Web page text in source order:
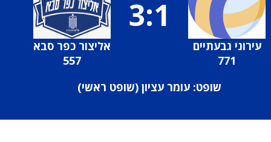
עירוני גבעתיים
771
3:1
אליצור כפר סבא
557
שופט: עומר עציון (שופט ראשי)